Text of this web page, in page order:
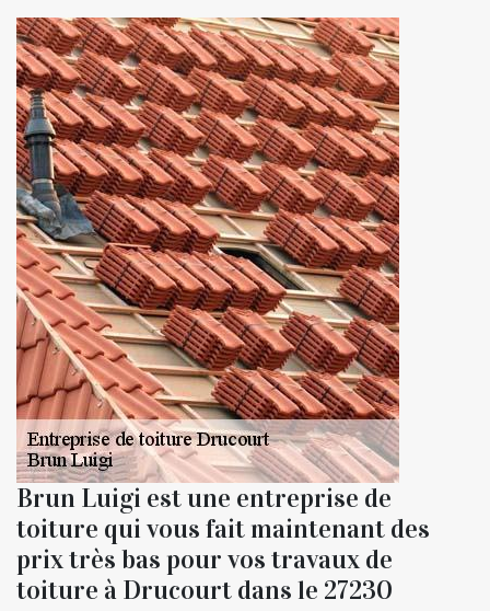
Brun Luigi est une entreprise de
toiture qui vous fait maintenant des
prix très bas pour vos travaux de
toiture à Drucourt dans le 27230